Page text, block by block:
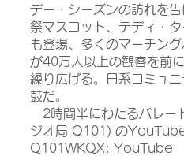
デー・シーズンの訪れを
祭マスコット、テディ・
も登場、多くのマーチン
が40万人以上の観客を前
繰り広げる。日系コミュ
鼓だ。
2時間半にわたるパレー
ジオ局 Q101) のYouTube
Q101WKQX: YouTube